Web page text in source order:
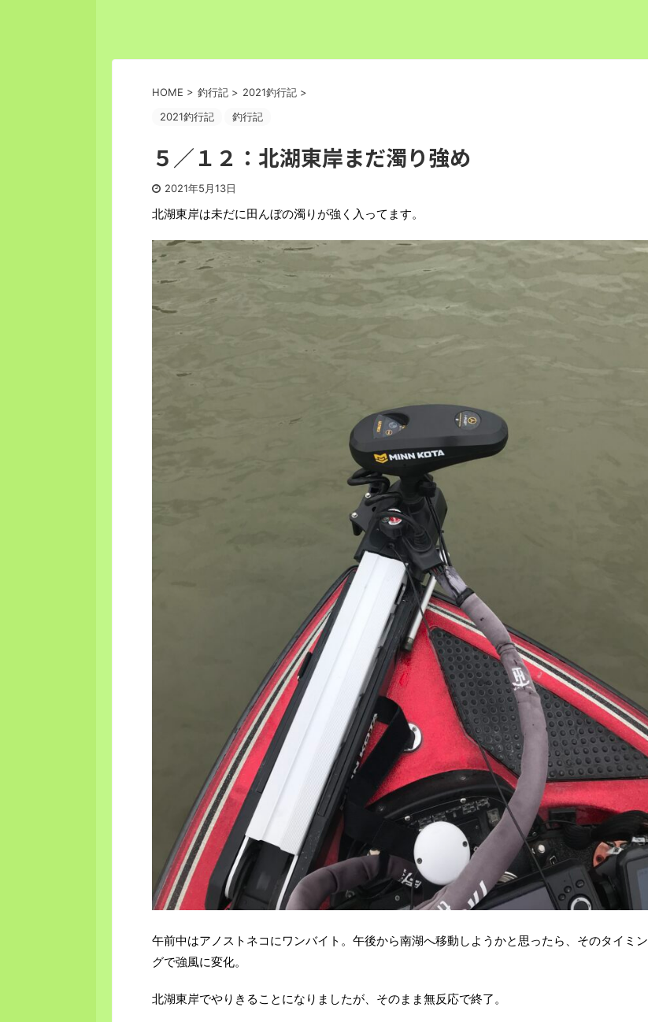
HOME > 釣行記 > 2021釣行記 >
2021釣行記
釣行記
５／１２：北湖東岸まだ濁り強め
2021年5月13日
北湖東岸は未だに田んぼの濁りが強く入ってます。
午前中はアノストネコにワンバイト。午後から南湖へ移動しようかと思ったら、そのタイミン
グで強風に変化。
北湖東岸でやりきることになりましたが、そのまま無反応で終了。